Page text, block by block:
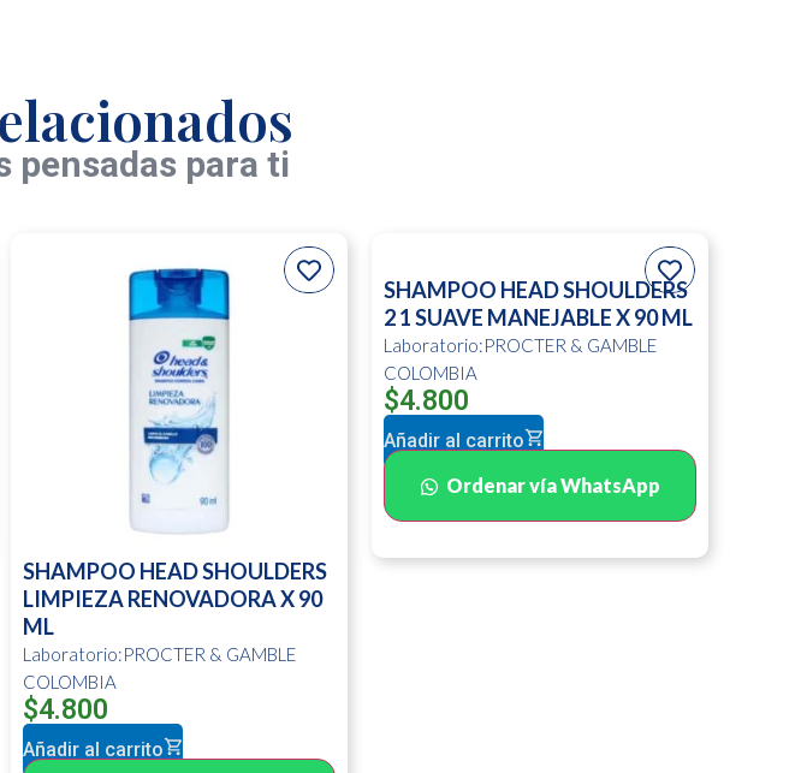
pensadas para ti
SHAMPOO HEAD SHOULDERS
LIMPIEZA RENOVADORA X 90
ML
Laboratorio:PROCTER & GAMBLE
COLOMBIA
$4.800
Añadir al carrito
SHAMPOO HEAD SHOULDERS
2 1 SUAVE MANEJABLE X 90 ML
Laboratorio:PROCTER & GAMBLE
COLOMBIA
$4.800
Añadir al carrito
Ordenar vía WhatsApp